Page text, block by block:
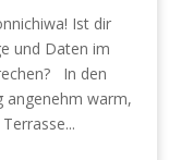
Ist dir
und Daten im
In den
angenehm warm,